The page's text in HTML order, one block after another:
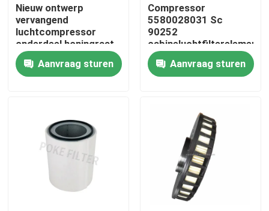
Huis
Producten
Over ons
Fabrieksrondleiding
Nieuw ontwerp
vervangend
luchtcompressor
onderdeel honingraat
luchtfilter 12248978
12248979 C45002
SA17695
Aanvraag sturen
Compressor
5580028031 Sc
90252
cabineluchtfilterelement
Aanvraag sturen